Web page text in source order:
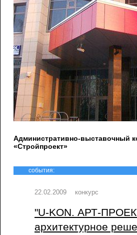
Административно-выставочный
«Стройпроект»
события:
22.02.2009 конкурс
"U-KON. АРТ-
архитектурное